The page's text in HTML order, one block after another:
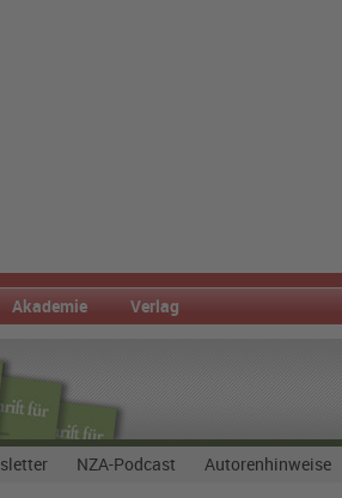
Akademie Verlag
NZA-Podcast Autorenhinweise